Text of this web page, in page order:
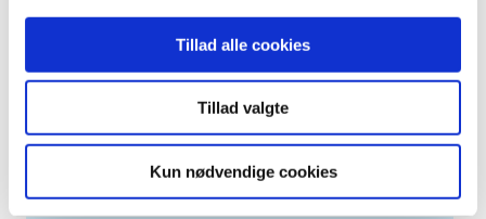
Tillad alle cookies
Tillad valgte
Kun nødvendige cookies
TID
2025 (158)